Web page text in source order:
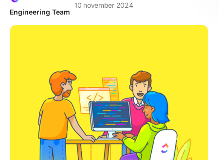
Engineering Team
10 november 2024